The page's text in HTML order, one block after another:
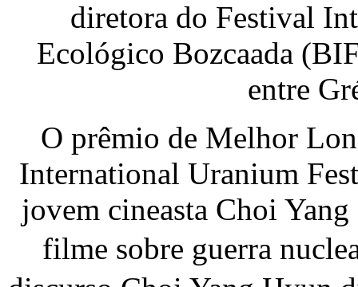
diretora do Festival
Ecológico Bozcaada
entre
O prêmio de Melhor
International Uranium
jovem cineasta Choi
filme sobre guerra